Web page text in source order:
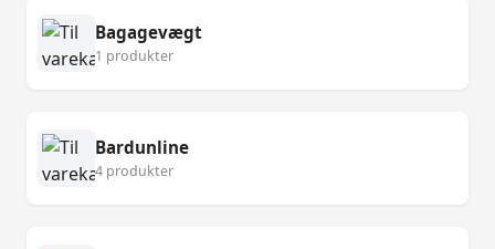
Bagagevægt
1 produkter
Bardunline
4 produkter